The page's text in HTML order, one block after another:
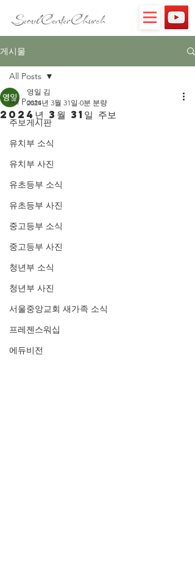
게시물
All Posts
주보게시판
유치부 소식
유치부 사진
유초등부 소식
유초등부 사진
중고등부 소식
중고등부 사진
청년부 소식
청년부 사진
서울중앙교회 새가족 소식
프레젠스워십
에듀비전
All Posts
2024년 3월 31일 주보
영일 김
2024년 3월 31일 0분 분량